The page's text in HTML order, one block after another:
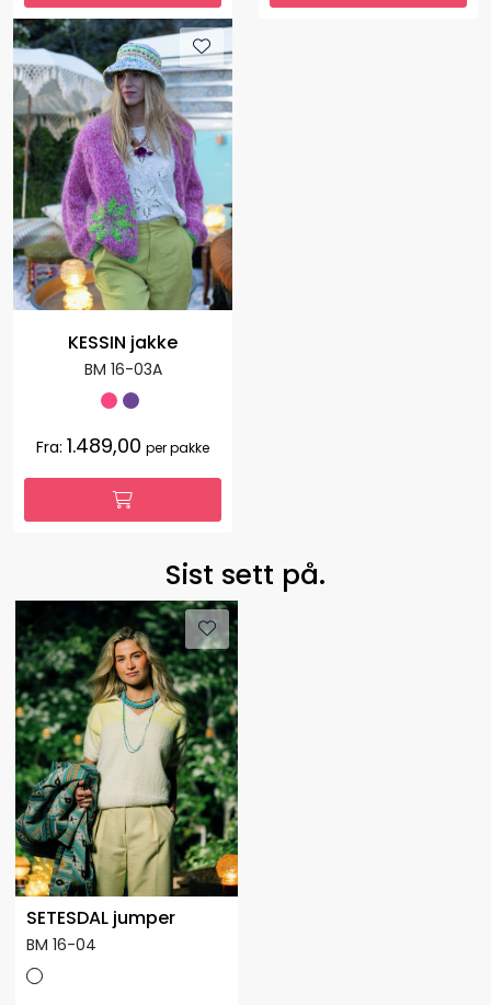
KESSIN jakke
BM 16-03A
Fra: 1.489,00 per pakke
Sist sett på.
SETESDAL jumper
BM 16-04